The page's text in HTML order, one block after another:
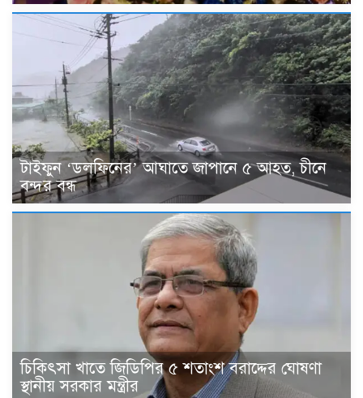
টাইফুন ‘ডলফিনের’ আঘাতে জাপানে ৫ আহত, চীনে
বন্দর বন্ধ
চিকিৎসা খাতে জিডিপির ৫ শতাংশ বরাদ্দের ঘোষণা
স্থানীয় সরকার মন্ত্রীর